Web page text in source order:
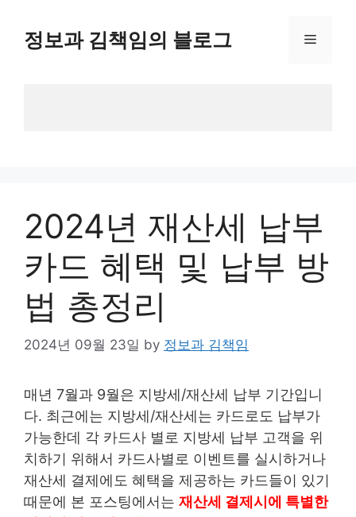
content정보과 김책임의 블로그 Menu
2024년 재산세 납부
카드 혜택 및 납부 방
법 총정리
2024년 09월 23일 by 정보과 김책임
매년 7월과 9월은 지방세/재산세 납부 기간입니
다. 최근에는 지방세/재산세는 카드로도 납부가
가능한데 각 카드사 별로 지방세 납부 고객을 위
치하기 위해서 카드사별로 이벤트를 실시하거나
재산세 결제에도 혜택을 제공하는 카드들이 있기
때문에 본 포스팅에서는 재산세 결제시에 특별한